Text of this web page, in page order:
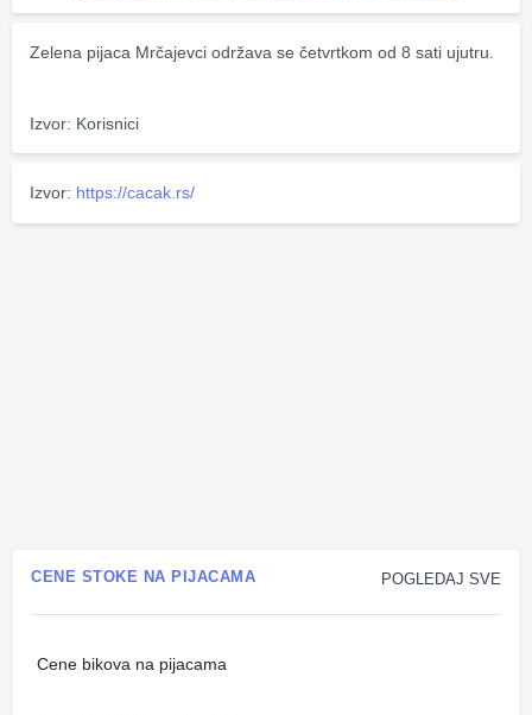
Zelena pijaca Mrčajevci održava se četvrtkom od 8 sati ujutru.
Izvor: Korisnici
Izvor: https://cacak.rs/
POGLEDAJ SVE
CENE STOKE NA PIJACAMA
Cene bikova na pijacama